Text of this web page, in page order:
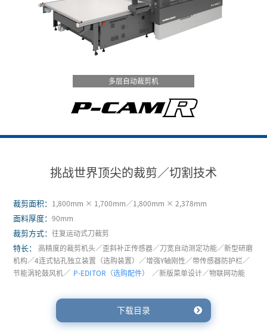
多层自动裁剪机
挑战世界顶尖的裁剪／切割技术
裁剪面积： 1,800mm × 1,700mm／1,800mm × 2,378mm
面料厚度：90mm
裁剪方式：往复运动式刀裁剪
特长：
高精度的裁剪机头／歪斜补正传感器／刀宽自动测定功能／新型研磨
机构／4连式钻孔独立装置（选购装置）／增强Y轴刚性／带传感器防护栏／
节能涡轮鼓风机／ P-EDITOR（选购配件） ／新版菜单设计／物联网功能
下载目录